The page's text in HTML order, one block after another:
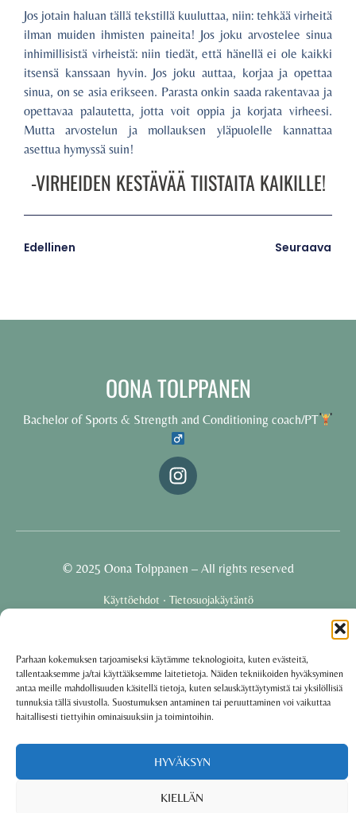
Parhaan kokemuksen tarjoamiseksi käytämme teknologioita, kuten evästeitä,
tallentaaksemme ja/tai käyttääksemme laitetietoja. Näiden tekniikoiden hyväksyminen
antaa meille mahdollisuuden käsitellä tietoja, kuten selauskäyttäytymistä tai yksilöllisiä
tunnuksia tällä sivustolla. Suostumuksen antaminen tai peruuttaminen voi vaikuttaa
haitallisesti tiettyihin ominaisuuksiin ja toimintoihin.
HYVÄKSYN
KIELLÄN
Jos jotain haluan tällä tekstillä kuuluttaa, niin: tehkää virheitä
ilman muiden ihmisten paineita! Jos joku arvostelee sinua
inhimillisistä virheistä: niin tiedät, että hänellä ei ole kaikki
itsensä kanssaan hyvin. Jos joku auttaa, korjaa ja opettaa
sinua, on se asia erikseen. Parasta onkin saada rakentavaa ja
opettavaa palautetta, jotta voit oppia ja korjata virheesi.
Mutta arvostelun ja mollauksen yläpuolelle kannattaa
asettua hymyssä suin!
-VIRHEIDEN KESTÄVÄÄ TIISTAITA KAIKILLE!
Edellinen Seuraava
OONA TOLPPANEN
Bachelor of Sports & Strength and Conditioning coach/PT
© 2025 Oona Tolppanen – All rights reserved
Käyttöehdot · Tietosuojakäytäntö
Oona Tolppanen · Finland
Powered byGroup coaching software CoCoach